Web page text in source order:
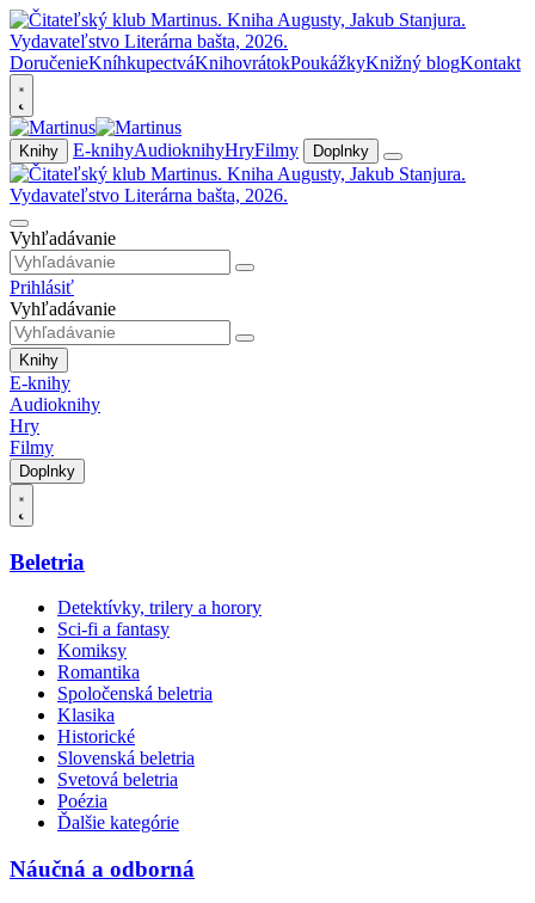
DoručenieKníhkupectváKnihovrátokPoukážkyKnižný blogKontakt
Knihy E-knihyAudioknihyHryFilmy Doplnky
Vyhľadávanie
Prihlásiť
Vyhľadávanie
Knihy
E-knihy
Audioknihy
Hry
Filmy
Doplnky
Beletria
Detektívky, trilery a horory
Sci-fi a fantasy
Komiksy
Romantika
Spoločenská beletria
Klasika
Historické
Slovenská beletria
Svetová beletria
Poézia
Ďalšie kategórie
Náučná a odborná